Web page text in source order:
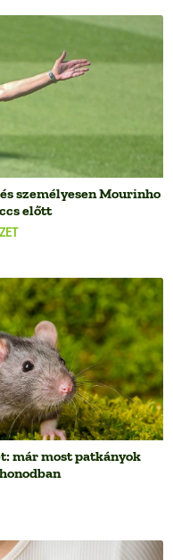
személyesen Mourinho
előtt
már most patkányok